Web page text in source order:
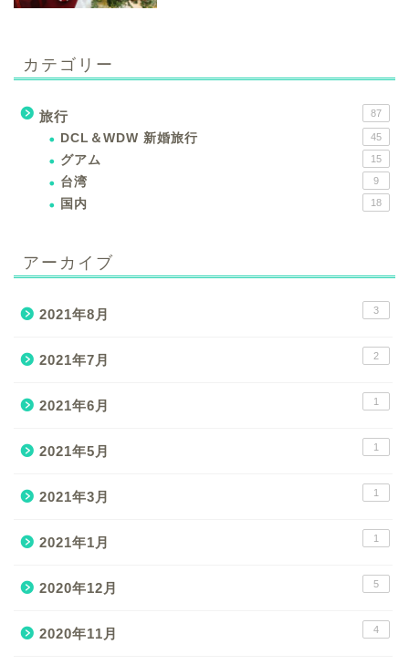
カテゴリー
旅行 87
DCL＆WDW 新婚旅行 45
グアム 15
台湾 9
国内 18
アーカイブ
2021年8月 3
2021年7月 2
2021年6月 1
2021年5月 1
2021年3月 1
2021年1月 1
2020年12月 5
2020年11月 4